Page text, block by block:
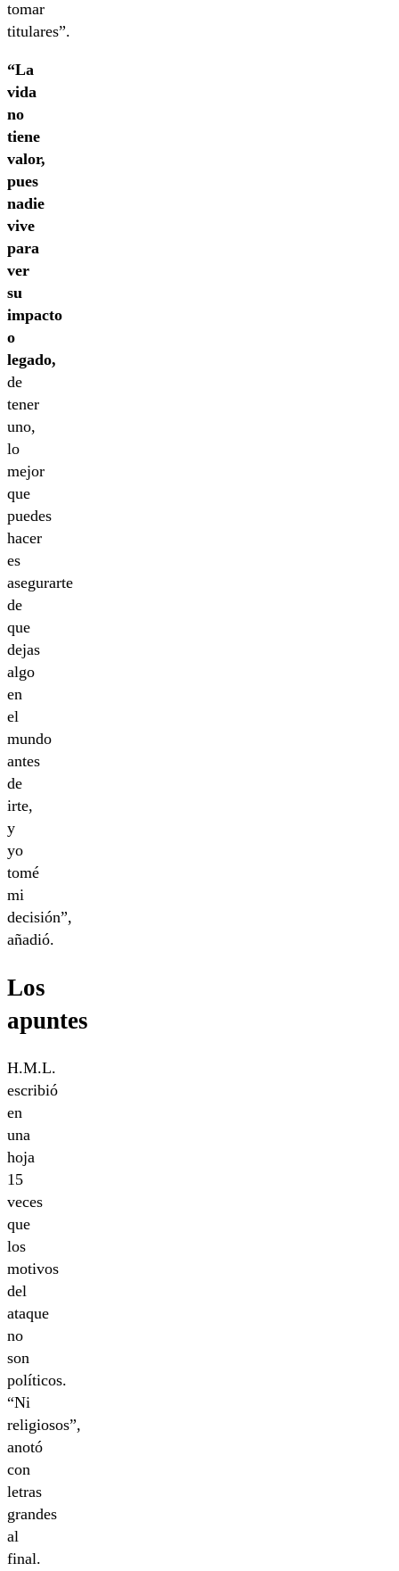
tomar
titulares”.
“La
vida
no
tiene
valor,
pues
nadie
vive
para
ver
su
impacto
o
legado,
de
tener
uno,
lo
mejor
que
puedes
hacer
es
asegurarte
de
que
dejas
algo
en
el
mundo
antes
de
irte,
y
yo
tomé
mi
decisión”,
añadió.
Los
apuntes
H.M.L.
escribió
en
una
hoja
15
veces
que
los
motivos
del
ataque
no
son
políticos.
“Ni
religiosos”,
anotó
con
letras
grandes
al
final.